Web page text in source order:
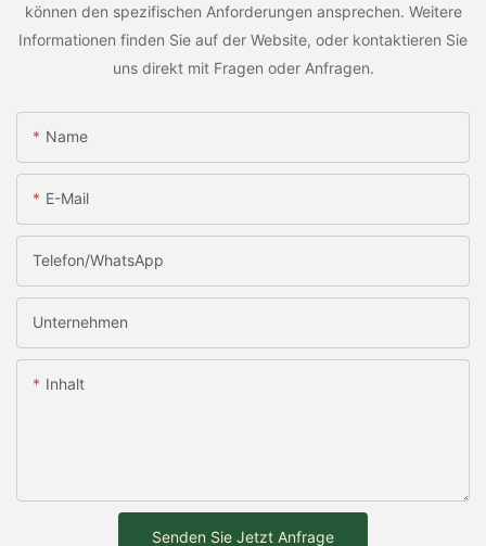
können den spezifischen Anforderungen ansprechen. Weitere
Informationen finden Sie auf der Website, oder kontaktieren Sie
uns direkt mit Fragen oder Anfragen.
Name
E-Mail
Telefon/WhatsApp
Unternehmen
Inhalt
Senden Sie Jetzt Anfrage